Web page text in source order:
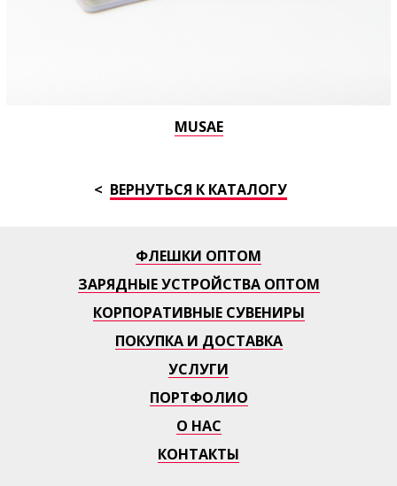
MUSAE
ВЕРНУТЬСЯ К КАТАЛОГУ
ФЛЕШКИ ОПТОМ
ЗАРЯДНЫЕ УСТРОЙСТВА ОПТОМ
КОРПОРАТИВНЫЕ СУВЕНИРЫ
ПОКУПКА И ДОСТАВКА
УСЛУГИ
ПОРТФОЛИО
О НАС
КОНТАКТЫ